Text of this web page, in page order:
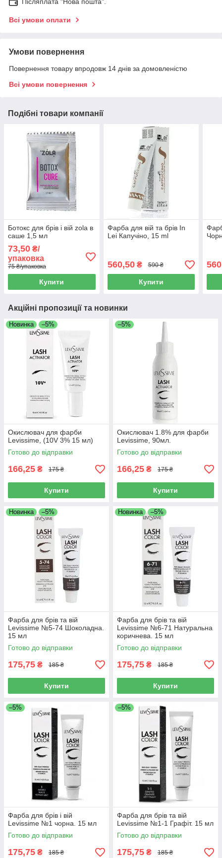
Всі умови оплати
Умови повернення
Повернення товару впродовж 14 днів за домовленістю
Всі умови повернення
Подібні товари компанії
Ботокс для брів і вій zola в
саше 1,5 мл
73,50 ₴/
упаковка
75 ₴/упаковка
Купити
Фарба для вій та брів In
Lei Капучіно, 15 ml
560,50₴ 590 ₴
Купити
Акційні пропозиції та новинки
Новинка –5%
Окислювач для фарби
Levissime, (10V 3% 15 мл)
Готово до відправки
166,25 ₴ 175 ₴
Купити
–5%
Окислювач 1.8% для фарби
Levissime, 90мл.
Готово до відправки
166,25 ₴ 175 ₴
Купити
Новинка –5%
Фарба для брів та вій
Levissime №5-74 Шоколадна.
15 мл
Готово до відправки
175,75 ₴ 185 ₴
Купити
Новинка –5%
Фарба для брів та вій
Levissime №6-71 Натуральна
коричнева. 15 мл
Готово до відправки
175,75 ₴ 185 ₴
Купити
–5%
Фарба для брів і вій
Levissime №1 чорна. 15 мл
Готово до відправки
175,75 ₴ 185 ₴
–5%
Фарба для брів та вій
Levissime №1-1 Графіт. 15 мл
Готово до відправки
175,75 ₴ 185 ₴